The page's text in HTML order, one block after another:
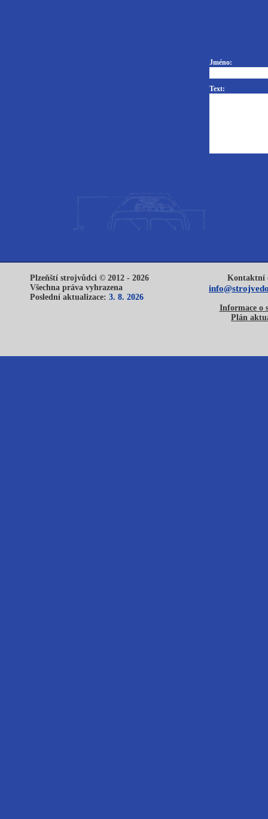
Jméno:
Text:
Plzeňští strojvůdci © 2012 - 2026
Všechna práva vyhrazena
Poslední aktualizace: 3. 8. 2026
Kontaktní
Informace o
Plán